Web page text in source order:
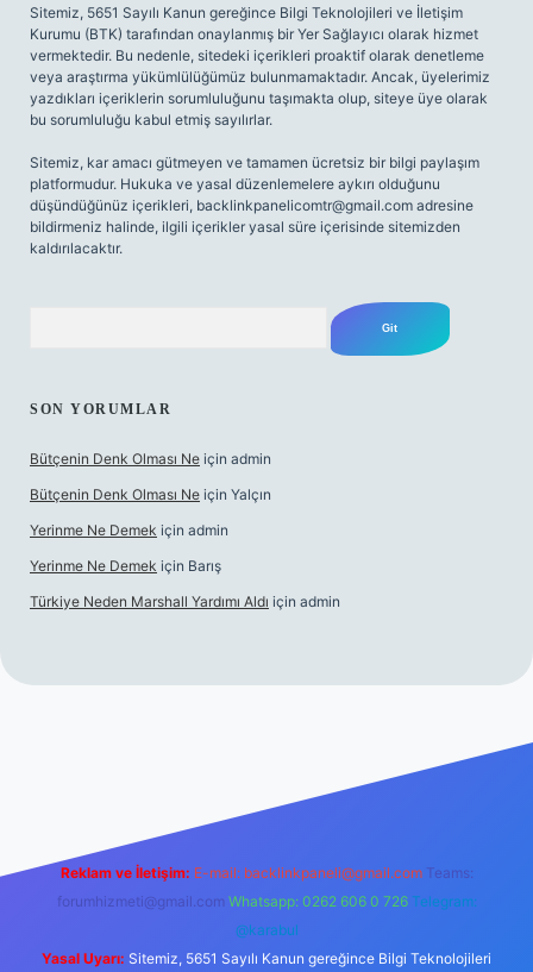
Sitemiz, 5651 Sayılı Kanun gereğince Bilgi Teknolojileri ve İletişim
Kurumu (BTK) tarafından onaylanmış bir Yer Sağlayıcı olarak hizmet
vermektedir. Bu nedenle, sitedeki içerikleri proaktif olarak denetleme
veya araştırma yükümlülüğümüz bulunmamaktadır. Ancak, üyelerimiz
yazdıkları içeriklerin sorumluluğunu taşımakta olup, siteye üye olarak
bu sorumluluğu kabul etmiş sayılırlar.
Sitemiz, kar amacı gütmeyen ve tamamen ücretsiz bir bilgi paylaşım
platformudur. Hukuka ve yasal düzenlemelere aykırı olduğunu
düşündüğünüz içerikleri, backlinkpanelicomtr@gmail.com adresine
bildirmeniz halinde, ilgili içerikler yasal süre içerisinde sitemizden
kaldırılacaktır.
SON YORUMLAR
Bütçenin Denk Olması Ne için admin
Bütçenin Denk Olması Ne için Yalçın
Yerinme Ne Demek için admin
Yerinme Ne Demek için Barış
Türkiye Neden Marshall Yardımı Aldı için admin
Reklam ve İletişim: E-mail: backlinkpaneli@gmail.com Teams:
forumhizmeti@gmail.com Whatsapp: 0262 606 0 726 Telegram:
@karabul
Yasal Uyarı: Sitemiz, 5651 Sayılı Kanun gereğince Bilgi Teknolojileri